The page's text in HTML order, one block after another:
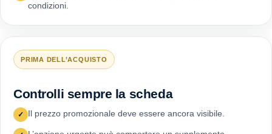
condizioni.
PRIMA DELL’ACQUISTO
Controlli sempre la scheda
✓ Il prezzo promozionale deve essere ancora visibile.